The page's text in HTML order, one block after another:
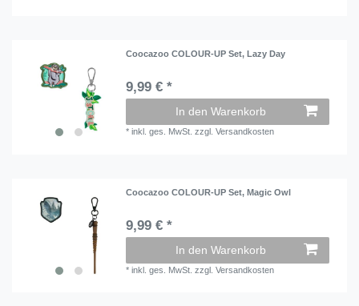
Coocazoo COLOUR-UP Set, Lazy Day
9,99 € *
In den Warenkorb
*inkl. ges. MwSt. zzgl.Versandkosten
Coocazoo COLOUR-UP Set, Magic Owl
9,99 € *
In den Warenkorb
*inkl. ges. MwSt. zzgl.Versandkosten